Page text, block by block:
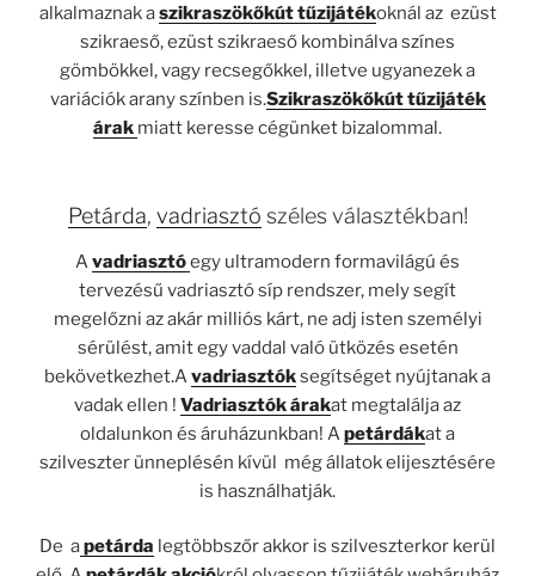
alkalmaznak aszikraszökőkút tűzijátékoknál az ezüst
szikraeső, ezüst szikraeső kombinálva színes
gömbökkel, vagy recsegőkkel, illetve ugyanezek a
variációk arany színben is.Szikraszökőkút tűzijáték
árak miatt keresse cégünket bizalommal.
Petárda, vadriasztó széles választékban!
Avadriasztóegy ultramodern formavilágú és
tervezésű vadriasztó síp rendszer, mely segít
megelőzni az akár milliós kárt, ne adj isten személyi
sérülést, amit egy vaddal való ütközés esetén
bekövetkezhet.Avadriasztóksegítséget nyújtanak a
vadak ellen ! Vadriasztók árakat megtalálja az
oldalunkon és áruházunkban! Apetárdákat a
szilveszter ünneplésén kívül még állatok elijesztésére
is használhatják.
De apetárda legtöbbszőr akkor is szilveszterkor kerül